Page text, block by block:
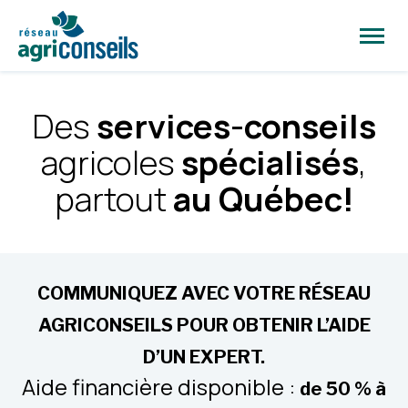
la
Desservices-conseils
agricolesspécialisés,
partoutau Québec!
COMMUNIQUEZ AVEC VOTRE RÉSEAU
AGRICONSEILS POUR OBTENIR L’AIDE
D’UN EXPERT.
Aide financière disponible : de 50 % à